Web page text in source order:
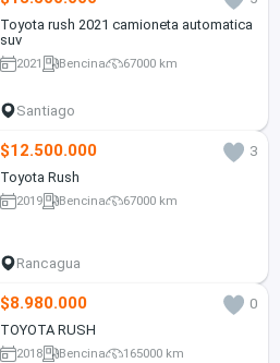
Toyota rush 2021 camioneta automatica
suv
2021 Bencina 67000 km
Santiago
$12.500.000
3
Toyota Rush
2019 Bencina 67000 km
Rancagua
$8.980.000
0
TOYOTA RUSH
2018 Bencina 165000 km